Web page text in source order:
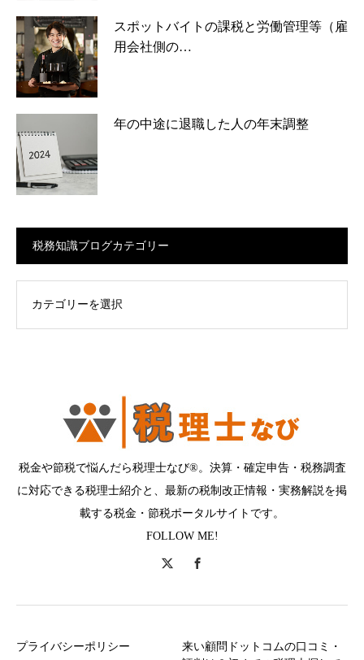
スポットバイトの課税と労働管理等（雇
用会社側の…
年の中途に退職した人の年末調整
税務知識ブログカテゴリー
税金や節税で悩んだら税理士なび®。決算・確定申告・税務調査
に対応できる税理士紹介と、最新の税制改正情報・実務解説を掲
載する税金・節税ポータルサイトです。
FOLLOW ME!
プライバシーポリシー
来い顧問ドットコムの口コミ・